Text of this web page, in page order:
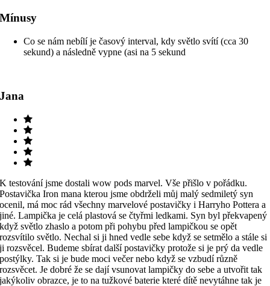
Mínusy
Co se nám nebílí je časový interval, kdy světlo svítí (cca 30
sekund) a následně vypne (asi na 5 sekund
Jana
K testování jsme dostali wow pods marvel. Vše přišlo v pořádku.
Postavička Iron mana kterou jsme obdrželi můj malý sedmiletý syn
ocenil, má moc rád všechny marvelové postavičky i Harryho Pottera a
jiné. Lampička je celá plastová se čtyřmi ledkami. Syn byl překvapený
když světlo zhaslo a potom při pohybu před lampičkou se opět
rozsvítilo světlo. Nechal si ji hned vedle sebe když se setmělo a stále si
ji rozsvěcel. Budeme sbírat další postavičky protože si je prý da vedle
postýlky. Tak si je bude moci večer nebo když se vzbudí různě
rozsvěcet. Je dobré že se dají vsunovat lampičky do sebe a utvořit tak
jakýkoliv obrazce, je to na tužkové baterie které dítě nevytáhne tak je